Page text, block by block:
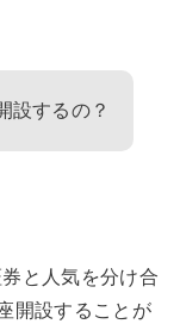
設するの？
と人気を分け合
開設することが